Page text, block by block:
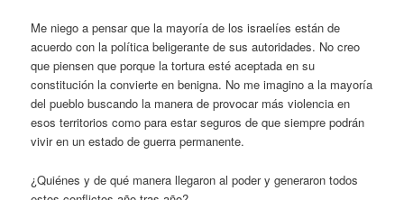
Me niego a pensar que la mayoría de los israelíes están de
acuerdo con la política beligerante de sus autoridades. No creo
que piensen que porque la tortura esté aceptada en su
constitución la convierte en benigna. No me imagino a la mayoría
del pueblo buscando la manera de provocar más violencia en
esos territorios como para estar seguros de que siempre podrán
vivir en un estado de guerra permanente.
¿Quiénes y de qué manera llegaron al poder y generaron todos